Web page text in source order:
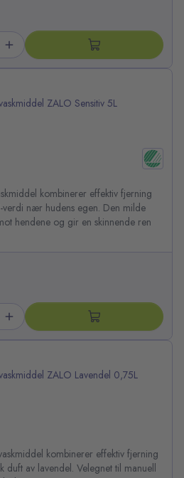
ZALO Sensitiv 5L
kombinerer effektiv fjerning
verdi nær hudens egen. Den milde
hendene og gir en skinnende ren
ZALO Lavendel 0,75L
kombinerer effektiv fjerning
duft av lavendel. Velegnet til manuell